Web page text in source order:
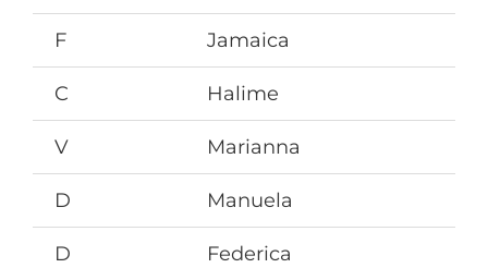
F Jamaica
C Halime
V Marianna
D Manuela
D Federica